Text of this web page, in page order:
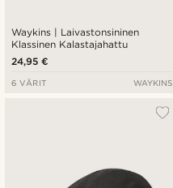
Waykins | Laivastonsininen
Klassinen Kalastajahattu
24,95 €
6 VÄRIT WAYKINS